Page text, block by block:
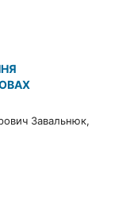
Завальнюк,